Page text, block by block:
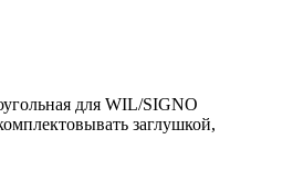
для WIL/SIGNO
заглушкой,